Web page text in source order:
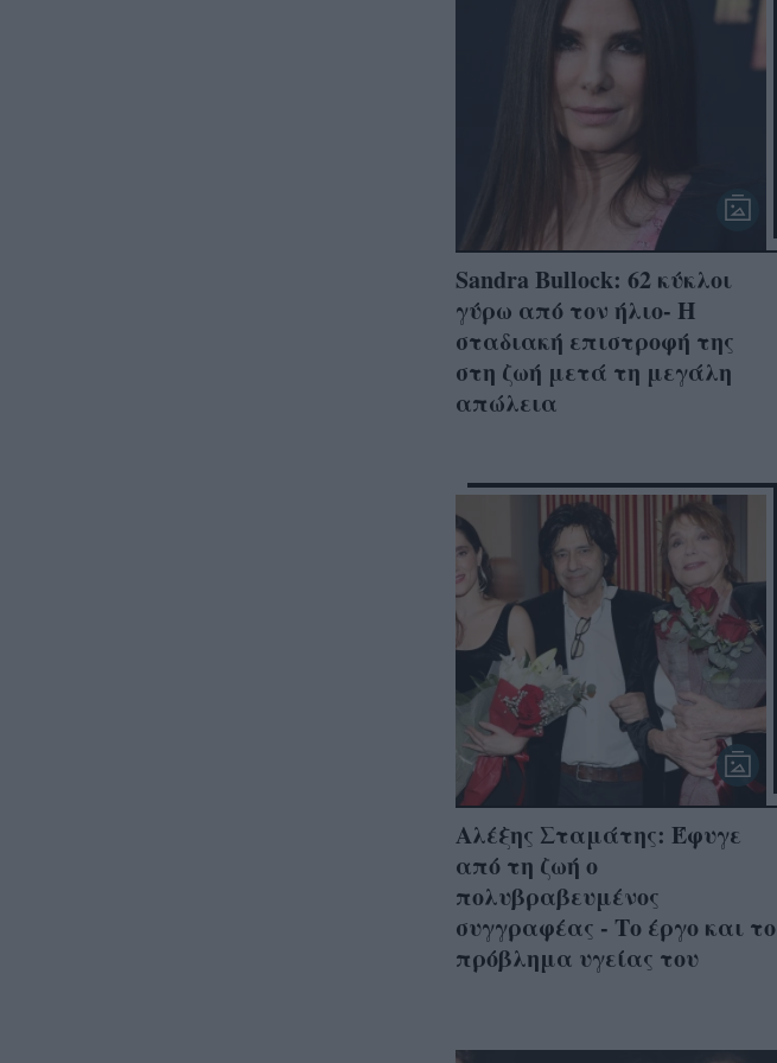
Sandra Bullock: 62 κύκλοι
γύρω από τον ήλιο- Η
σταδιακή επιστροφή της
στη ζωή μετά τη μεγάλη
απώλεια
Αλέξης Σταμάτης: Έφυγε
από τη ζωή ο
πολυβραβευμένος
συγγραφέας - Το έργο και το
πρόβλημα υγείας του